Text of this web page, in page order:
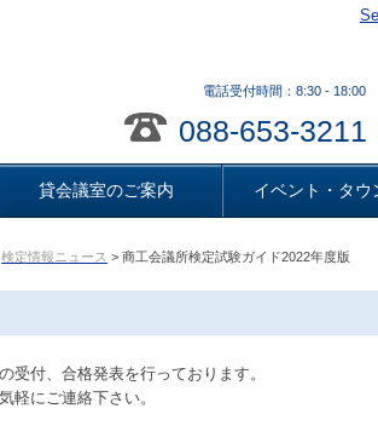
電話受付時間：8:30 - 18:00
088-653-3211
貸会議室のご案内 イベント・タウ
検定情報ニュース > 商工会議所検定試験ガイド2022年度版
受付、合格発表を行っております。
軽にご連絡下さい。